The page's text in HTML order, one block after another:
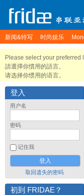
新闻&特写 时尚娱乐
Please select your preferred
請選擇你慣用的語言。
请选择你惯用的语言。
登入
用户名
密码
记住我
取回遗失的密码
初到 FRIDAE？